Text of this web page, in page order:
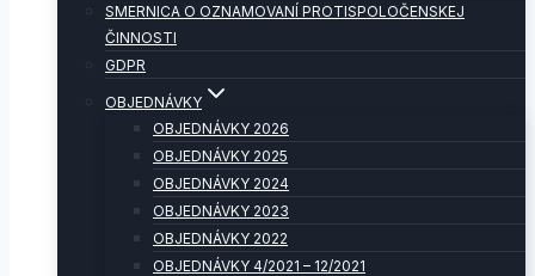
SMERNICA O OZNAMOVANÍ PROTISPOLOČENSKEJ
ČINNOSTI
GDPR
OBJEDNÁVKY
OBJEDNÁVKY 2026
OBJEDNÁVKY 2025
OBJEDNÁVKY 2024
OBJEDNÁVKY 2023
OBJEDNÁVKY 2022
OBJEDNÁVKY 4/2021 – 12/2021